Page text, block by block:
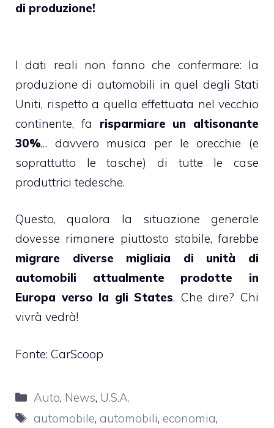
di produzione!
I dati reali non fanno che confermare: la
produzione di automobili in quel degli Stati
Uniti, rispetto a quella effettuata nel vecchio
continente, fa risparmiare un altisonante
30%… davvero musica per le orecchie (e
soprattutto le tasche) di tutte le case
produttrici tedesche.
Questo, qualora la situazione generale
dovesse rimanere piuttosto stabile, farebbe
migrare diverse migliaia di unità di
automobili attualmente prodotte in
Europa verso la gli States. Che dire? Chi
vivrà vedrà!
Fonte: CarScoop
Categorie
Auto, News, U.S.A.
Tag
automobile, automobili, economia,